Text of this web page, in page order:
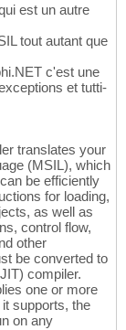
est un autre
tout autant que
c'est une
et tutti-
translates your
(MSIL), which
be efficiently
for loading,
as well as
control flow,
other
be converted to
compiler.
one or more
supports, the
on any